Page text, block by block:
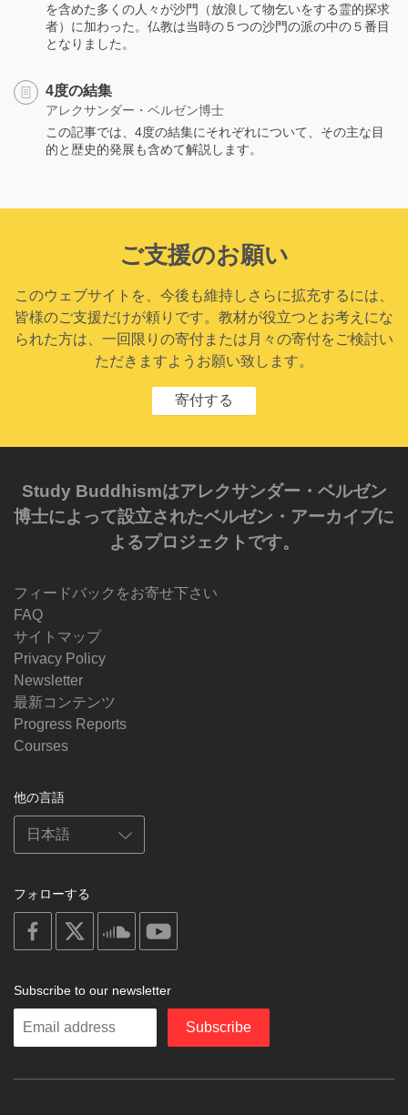
を含めた多くの人々が沙門（放浪して物乞いをする霊的探求
者）に加わった。仏教は当時の５つの沙門の派の中の５番目
となりました。
4度の結集
アレクサンダー・ベルゼン博士
この記事では、4度の結集にそれぞれについて、その主な目
的と歴史的発展も含めて解説します。
ご支援のお願い
このウェブサイトを、今後も維持しさらに拡充するには、
皆様のご支援だけが頼りです。教材が役立つとお考えにな
られた方は、一回限りの寄付または月々の寄付をご検討い
ただきますようお願い致します。
寄付する
Study Buddhismはアレクサンダー・ベルゼン
博士によって設立されたベルゼン・アーカイブに
よるプロジェクトです。
フィードバックをお寄せ下さい
FAQ
サイトマップ
Privacy Policy
Newsletter
最新コンテンツ
Progress Reports
Courses
他の言語
フォローする
on
facebook
soundcloud
Subscribe to our newsletter
Enter
Subscribe